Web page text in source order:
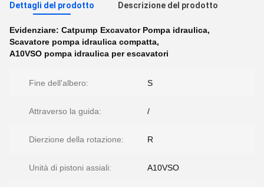
Dettagli del prodotto Descrizione del prodotto
Evidenziare: Catpump Excavator Pompa idraulica,
Scavatore pompa idraulica compatta,
A10VSO pompa idraulica per escavatori
Fine dell'albero: S
Attraverso la guida: /
Dierzione della rotazione: R
Unità di pistoni assiali: A10VSO